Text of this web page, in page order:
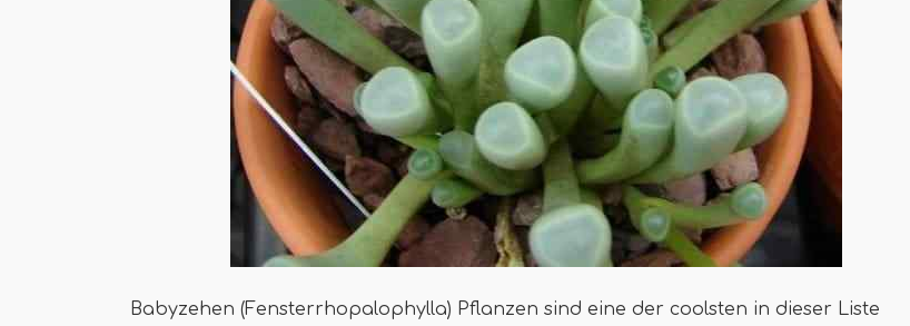
Babyzehen (Fensterrhopalophylla) Pflanzen sind eine der coolsten in dieser Liste